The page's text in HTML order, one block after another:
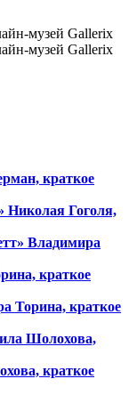
краткое
Николая Гоголя,
Владимира
краткое
Торина, краткое
Шолохова,
краткое